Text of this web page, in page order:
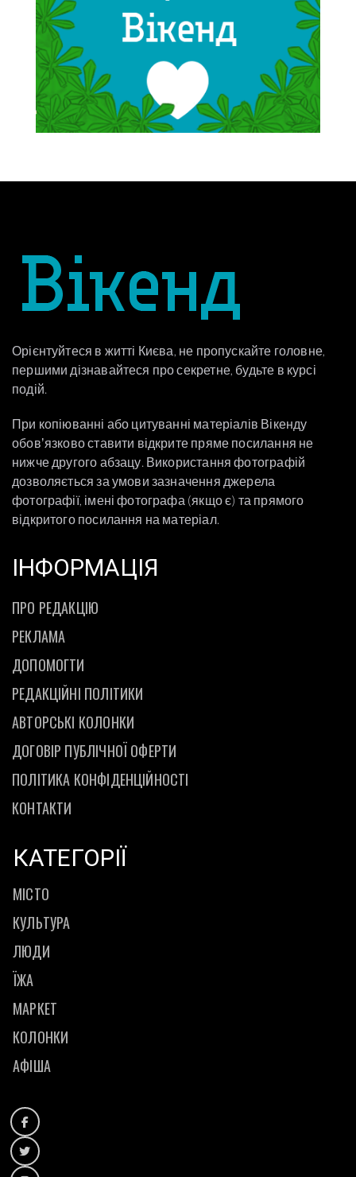
Орієнтуйтеся в житті Києва, не пропускайте головне,
першими дізнавайтеся про секретне, будьте в курсі
подій.
При копіюванні або цитуванні матеріалів Вікенду
обовʼязково ставити відкрите пряме посилання не
нижче другого абзацу. Використання фотографій
дозволяється за умови зазначення джерела
фотографії, імені фотографа (якщо є) та прямого
відкритого посилання на матеріал.
ІНФОРМАЦІЯ
ПРО РЕДАКЦІЮ
РЕКЛАМА
ДОПОМОГТИ
РЕДАКЦІЙНІ ПОЛІТИКИ
АВТОРСЬКІ КОЛОНКИ
ДОГОВІР ПУБЛІЧНОЇ ОФЕРТИ
ПОЛІТИКА КОНФІДЕНЦІЙНОСТІ
КОНТАКТИ
КАТЕГОРІЇ
МІСТО
КУЛЬТУРА
ЛЮДИ
ЇЖА
МАРКЕТ
КОЛОНКИ
АФІША